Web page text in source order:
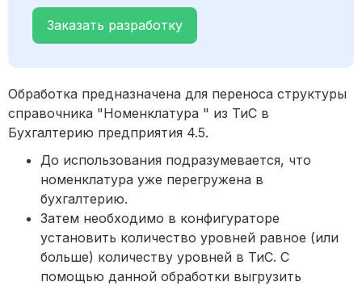
Заказать разработку
Обработка предназначена для переноса структуры
справочника "Номенклатура " из ТиС в
Бухгалтерию предприятия 4.5.
До использования подразумевается, что
номенклатура уже перегружена в
бухгалтерию.
Затем необходимо в конфигураторе
установить количество уровней равное (или
больше) количеству уровней в ТиС. С
помощью данной обработки выгрузить